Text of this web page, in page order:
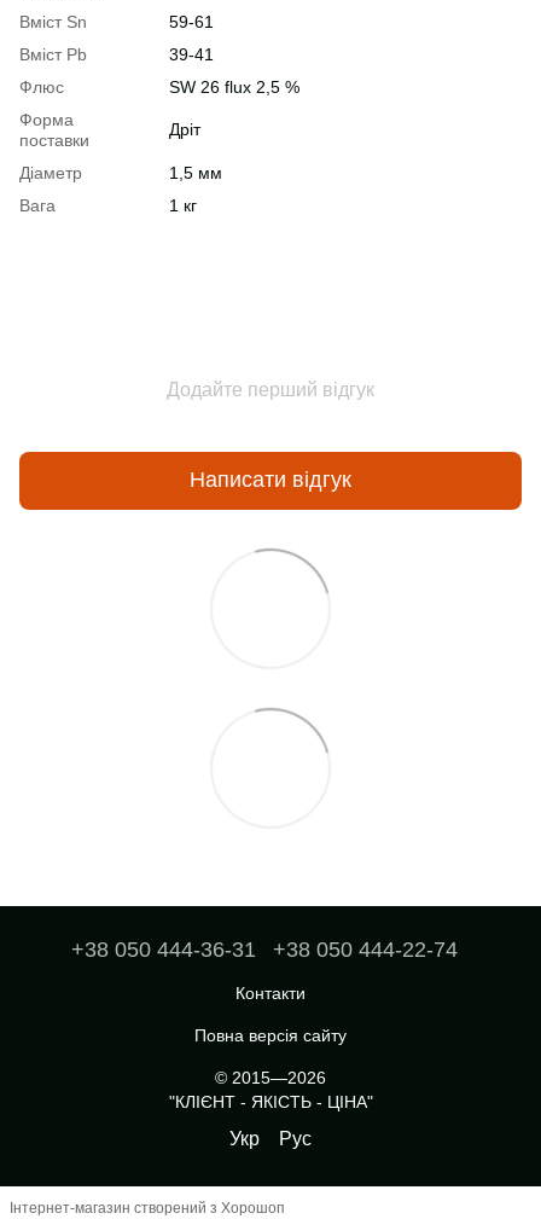
Вміст Sn
59-61
Вміст Pb
39-41
Флюс
SW 26 flux 2,5 %
Форма
поставки
Дріт
Діаметр
1,5 мм
Вага
1 кг
Додайте перший відгук
Написати відгук
+38 050 444-36-31 +38 050 444-22-74
Контакти
Повна версія сайту
© 2015—2026
"КЛІЄНТ - ЯКІСТЬ - ЦІНА"
Укр Рус
Інтернет-магазин створений з Хорошоп